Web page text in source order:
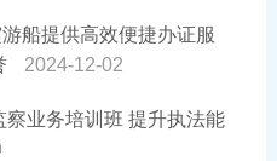
船提供高效便捷办证服
2024-12-02
业务培训班 提升执法能